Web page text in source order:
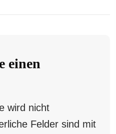
einen
wird nicht
Felder sind mit